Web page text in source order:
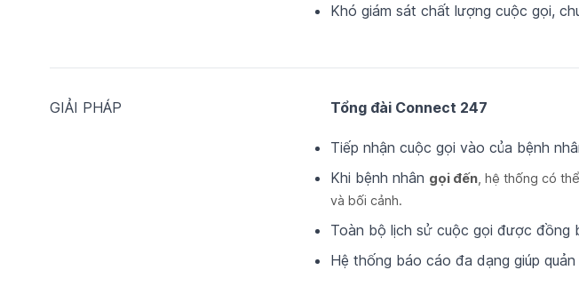
Khó giám sát chất lượng cuộc gọi,
GIẢI PHÁP Tổng đài Connect 247
Tiếp nhận cuộc gọi vào của bệnh
Khi bệnh nhân gọi đến, hệ thống có thể
và bối cảnh.
Toàn bộ lịch sử cuộc gọi được đồng
Hệ thống báo cáo đa dạng giúp